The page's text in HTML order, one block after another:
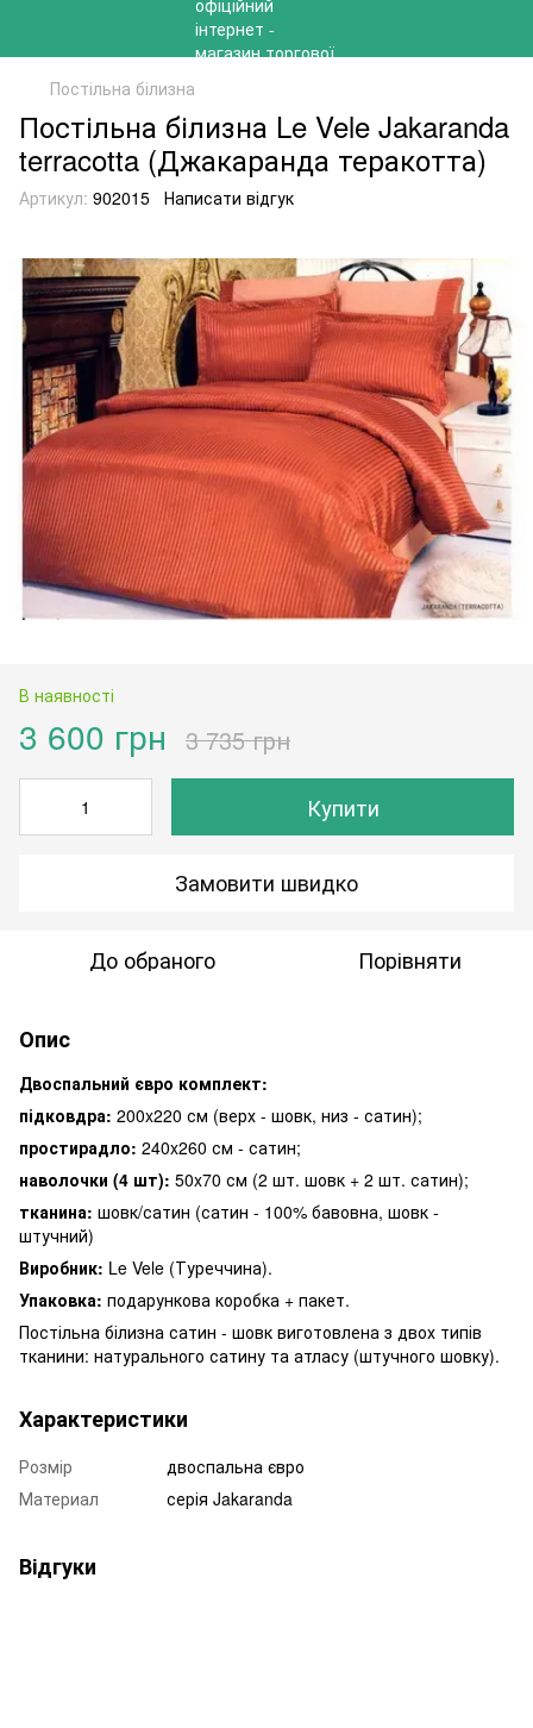
Постільна білизна
Постільна білизна Le Vele Jakaranda
terracotta (Джакаранда теракотта)
Артикул: 902015 Написати відгук
В наявності
3 600 грн 3 735 грн
Купити
Замовити швидко
До обраного Порівняти
Опис
Двоспальний євро комплект:
підковдра: 200x220 см (верх - шовк, низ - сатин);
простирадло: 240x260 см - сатин;
наволочки (4 шт): 50x70 см (2 шт. шовк + 2 шт. сатин);
тканина: шовк/сатин (сатин - 100% бавовна, шовк -
штучний)
Виробник: Le Vele (Туреччина).
Упаковка: подарункова коробка + пакет.
Постільна білизна сатин - шовк виготовлена з двох типів
тканини: натурального сатину та атласу (штучного шовку).
Характеристики
Розмір
двоспальна євро
Материал
серія Jakaranda
Відгуки